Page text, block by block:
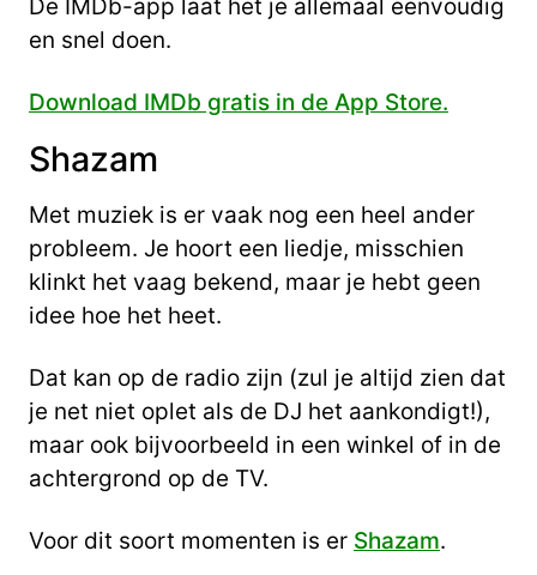
De IMDb-app laat het je allemaal eenvoudig
en snel doen.
Download IMDb gratis in de App Store.
Shazam
Met muziek is er vaak nog een heel ander
probleem. Je hoort een liedje, misschien
klinkt het vaag bekend, maar je hebt geen
idee hoe het heet.
Dat kan op de radio zijn (zul je altijd zien dat
je net niet oplet als de DJ het aankondigt!),
maar ook bijvoorbeeld in een winkel of in de
achtergrond op de TV.
Voor dit soort momenten is er Shazam.